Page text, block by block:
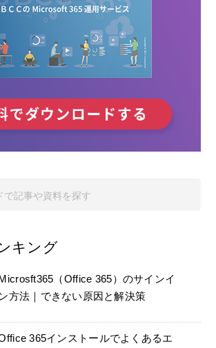
キング
（Office 365）のサインイ
ン方法｜できない原因と解決策
365インストールでよくあるエ